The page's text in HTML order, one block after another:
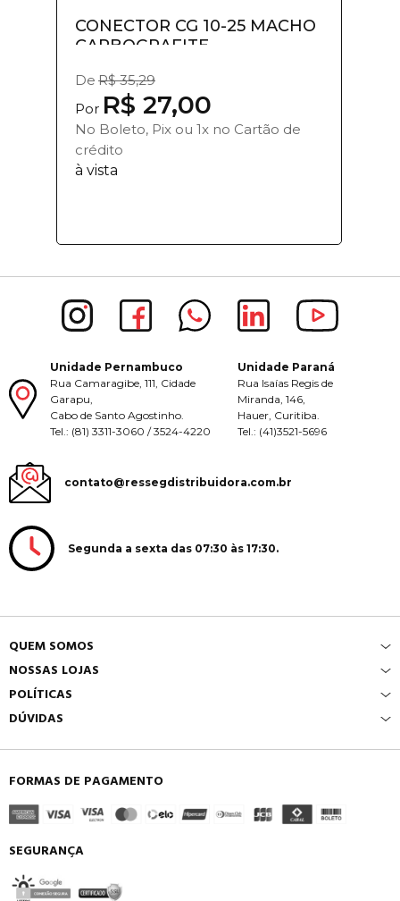
CONECTOR CG 10-25 MACHO
CARBOGRAFITE
De R$ 35,29
Por R$ 27,00
No Boleto, Pix ou 1x no Cartão de
crédito
à vista
Unidade Pernambuco
Rua Camaragibe, 111, Cidade
Garapu,
Cabo de Santo Agostinho.
Tel.: (81) 3311-3060 / 3524-4220
Unidade Paraná
Rua Isaías Regis de
Miranda, 146,
Hauer, Curitiba.
Tel.: (41)3521-5696
contato@ressegdistribuidora.com.br
Segunda a sexta das 07:30 às 17:30.
QUEM SOMOS
NOSSAS LOJAS
POLÍTICAS
DÚVIDAS
FORMAS DE PAGAMENTO
SEGURANÇA